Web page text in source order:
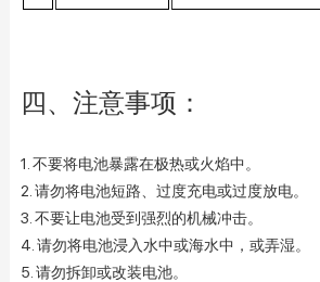
四、注意事项：
1. 不要将电池暴露在极热或火焰中。
2. 请勿将电池短路、过度充电或过度放电。
3. 不要让电池受到强烈的机械冲击。
4. 请勿将电池浸入水中或海水中，或弄湿。
5. 请勿拆卸或改装电池。